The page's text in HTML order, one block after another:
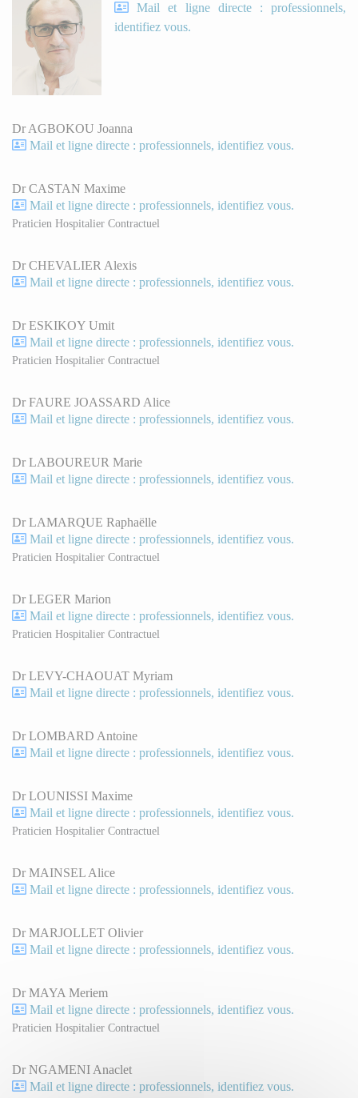
Mail et ligne directe : professionnels,
identifiez vous.
Dr AGBOKOU Joanna
Mail et ligne directe : professionnels, identifiez vous.
Dr CASTAN Maxime
Mail et ligne directe : professionnels, identifiez vous.
Praticien Hospitalier Contractuel
Dr CHEVALIER Alexis
Mail et ligne directe : professionnels, identifiez vous.
Dr ESKIKOY Umit
Mail et ligne directe : professionnels, identifiez vous.
Praticien Hospitalier Contractuel
Dr FAURE JOASSARD Alice
Mail et ligne directe : professionnels, identifiez vous.
Dr LABOUREUR Marie
Mail et ligne directe : professionnels, identifiez vous.
Dr LAMARQUE Raphaëlle
Mail et ligne directe : professionnels, identifiez vous.
Praticien Hospitalier Contractuel
Dr LEGER Marion
Mail et ligne directe : professionnels, identifiez vous.
Praticien Hospitalier Contractuel
Dr LEVY-CHAOUAT Myriam
Mail et ligne directe : professionnels, identifiez vous.
Dr LOMBARD Antoine
Mail et ligne directe : professionnels, identifiez vous.
Dr LOUNISSI Maxime
Mail et ligne directe : professionnels, identifiez vous.
Praticien Hospitalier Contractuel
Dr MAINSEL Alice
Mail et ligne directe : professionnels, identifiez vous.
Dr MARJOLLET Olivier
Mail et ligne directe : professionnels, identifiez vous.
Dr MAYA Meriem
Mail et ligne directe : professionnels, identifiez vous.
Praticien Hospitalier Contractuel
Dr NGAMENI Anaclet
Mail et ligne directe : professionnels, identifiez vous.